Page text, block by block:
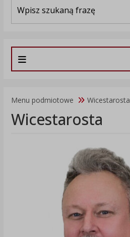
Menu podmiotowe Wicestarosta
Wicestarosta